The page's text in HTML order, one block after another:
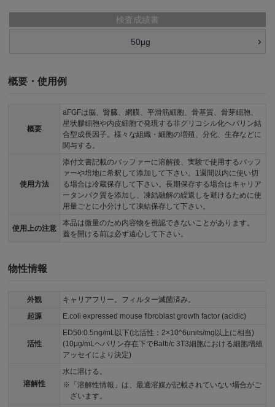
検査成績書
50μg
概要・使用例
概要
aFGFは脳、腎臓、網膜、平滑筋細胞、骨基質、骨芽細胞、
星状膠細胞や内皮細胞で発現する非グリコシル化ヘパリン結
合型成長因子。様々な組織・細胞の増殖、分化、生存などに
関与する。
使用方法
添付文書記載のバッファーに溶解後、実験で使用するバッフ
ァーや培地に希釈して添加して下さい。1週間以内に使い切
る場合は冷蔵保存して下さい。長期保存する場合はキャリア
ータンパク質を添加し、凍結融解の繰返しを避けるために使
用量ごとに小分けして凍結保存して下さい。
使用上の注意
本品は微量のため内容物を視認できないことがあります。
蓋を開ける前は必ず遠心して下さい。
物性情報
外観
キャリアフリー。フィルター滅菌済み。
起源
E.coli expressed mouse fibroblast growth factor (acidic)
活性
ED50:0.5ng/mL以下(比活性：2×10^6units/mg以上に相当)
(10μg/mLヘパリン存在下でBalb/c 3T3細胞における細胞増殖
アッセイにより決定)
溶解性
水に溶ける。
「溶解性情報」は、最適溶媒が記載されていない場合がご
ざいます。